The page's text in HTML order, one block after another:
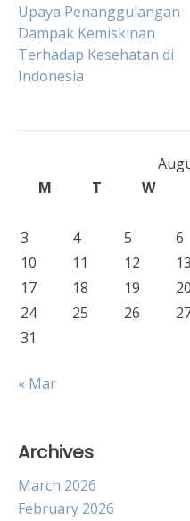
Post
navigation
Upaya Penanggulangan
Dampak Kemiskinan
Terhadap Kesehatan di
Indonesia
M
T W
3
4 5 6
10
11 12 13
17
18 19 20
24
25 26
31
« Mar
Archives
March 2026
February 2026